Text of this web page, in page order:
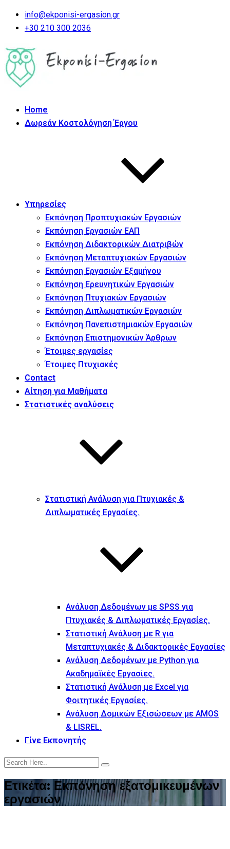
info@ekponisi-ergasion.gr
+30 210 300 2036
Home
Δωρεάν Κοστολόγηση Έργου
Υπηρεσίες
Εκπόνηση Προπτυχιακών Εργασιών
Εκπόνηση Εργασιών ΕΑΠ
Εκπόνηση Διδακτορικών Διατριβών
Εκπόνηση Μεταπτυχιακών Εργασιών
Εκπόνηση Εργασιών Εξαμήνου
Εκπόνηση Ερευνητικών Εργασιών
Εκπόνηση Πτυχιακών Εργασιών
Εκπόνηση Διπλωματικών Εργασιών
Εκπόνηση Πανεπιστημιακών Εργασιών
Εκπόνηση Επιστημονικών Άρθρων
Έτοιμες εργασίες
Έτοιμες Πτυχιακές
Contact
Αίτηση για Μαθήματα
Στατιστικές αναλύσεις
Στατιστική Ανάλυση για Πτυχιακές &
Διπλωματικές Εργασίες.
Ανάλυση Δεδομένων με SPSS για
Πτυχιακές & Διπλωματικές Εργασίες.
Στατιστική Ανάλυση με R για
Μεταπτυχιακές & Διδακτορικές Εργασίες
Ανάλυση Δεδομένων με Python για
Ακαδημαϊκές Εργασίες.
Στατιστική Ανάλυση με Excel για
Φοιτητικές Εργασίες.
Ανάλυση Δομικών Εξισώσεων με AMOS
& LISREL.
Γίνε Εκπονητής
Ετικέτα: Εκπόνηση εξατομικευμένων
εργασιών